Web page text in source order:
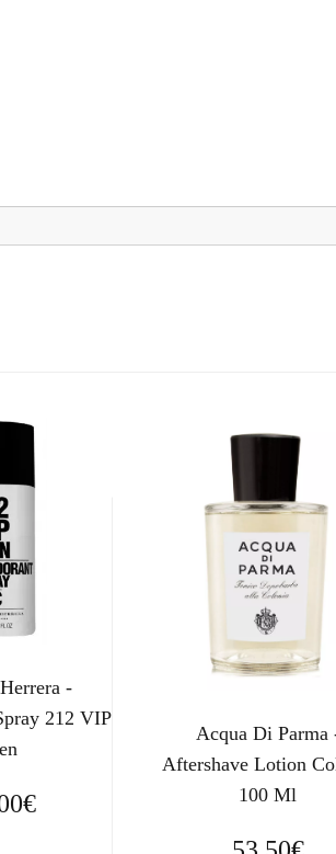
-
212 VIP
€
Acqua Di Parma
Aftershave Lotion
100 Ml